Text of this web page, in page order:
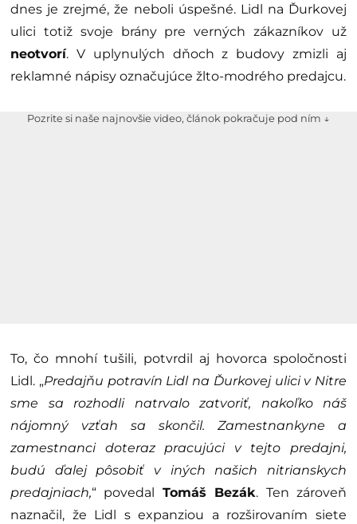
dnes je zrejmé, že neboli úspešné. Lidl na Ďurkovej
ulici totiž svoje brány pre verných zákazníkov už
neotvorí. V uplynulých dňoch z budovy zmizli aj
reklamné nápisy označujúce žlto-modrého predajcu.
Pozrite si naše najnovšie video, článok pokračuje pod ním ↓
To, čo mnohí tušili, potvrdil aj hovorca spoločnosti
Lidl. „Predajňu potravín Lidl na Ďurkovej ulici v Nitre
sme sa rozhodli natrvalo zatvoriť, nakoľko náš
nájomný vzťah sa skončil. Zamestnankyne a
zamestnanci doteraz pracujúci v tejto predajni,
budú ďalej pôsobiť v iných našich nitrianskych
predajniach,“ povedal Tomáš Bezák. Ten zároveň
naznačil, že Lidl s expanziou a rozširovaním siete